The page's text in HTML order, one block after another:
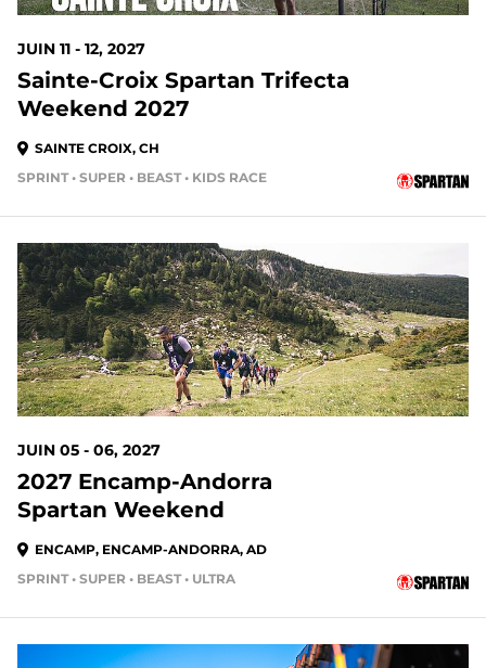
JUIN 11 - 12, 2027
Sainte-Croix Spartan Trifecta
Weekend 2027
SAINTE CROIX, CH
SPRINT • SUPER • BEAST • KIDS RACE
JUIN 05 - 06, 2027
2027 Encamp-Andorra
Spartan Weekend
ENCAMP, ENCAMP-ANDORRA, AD
SPRINT • SUPER • BEAST • ULTRA